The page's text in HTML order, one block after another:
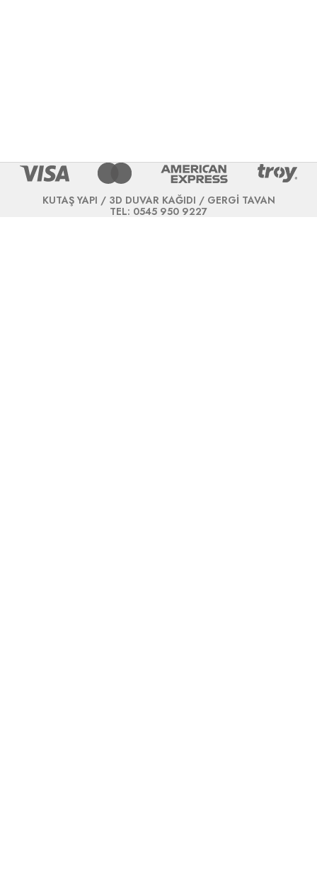
KUTAŞ YAPI / 3D DUVAR KAĞIDI / GERGİ TAVAN
TEL: 0545 950 9227